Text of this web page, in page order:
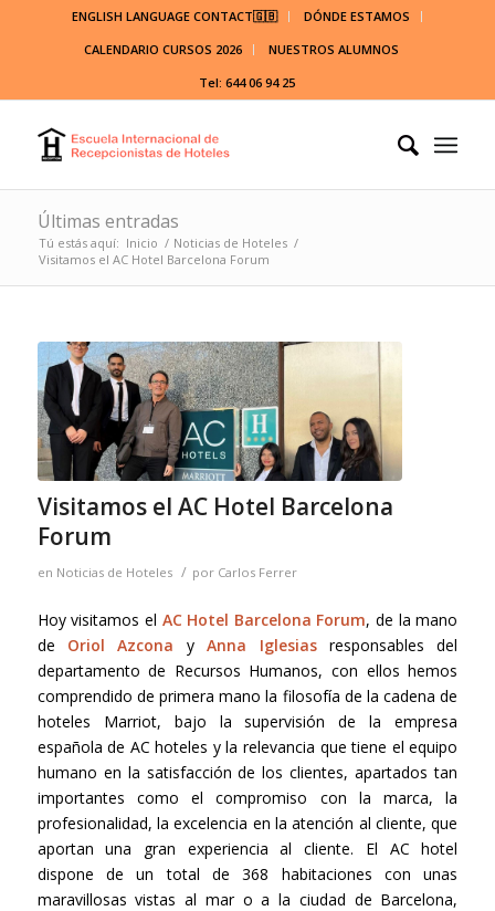
ENGLISH LANGUAGE CONTACT🇬🇧
DÓNDE ESTAMOS
CALENDARIO CURSOS 2026
NUESTROS ALUMNOS
Tel: 644 06 94 25
Últimas entradas
Tú estás aquí: Inicio / Noticias de Hoteles /
Visitamos el AC Hotel Barcelona Forum
Visitamos el AC Hotel Barcelona
Forum
en Noticias de Hoteles / por Carlos Ferrer
Hoy visitamos el AC Hotel Barcelona Forum, de la mano
de Oriol Azcona yAnna Iglesiasresponsables del
departamento de Recursos Humanos, con ellos hemos
comprendido de primera mano la filosofía de la cadena de
hoteles Marriot, bajo la supervisión de la empresa
española de AC hoteles y la relevancia que tiene el equipo
humano en la satisfacción de los clientes, apartados tan
importantes como el compromiso con la marca, la
profesionalidad, la excelencia en la atención al cliente, que
aportan una gran experiencia al cliente. El AC hotel
dispone de un total de 368 habitaciones con unas
maravillosas vistas al mar o a la ciudad de Barcelona,